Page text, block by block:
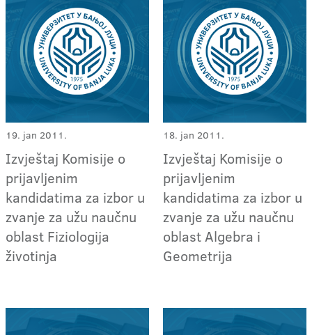
19. jan 2011.
Izvještaj Komisije o
prijavljenim
kandidatima za izbor u
zvanje za užu naučnu
oblast Fiziologija
životinja
18. jan 2011.
Izvještaj Komisije o
prijavljenim
kandidatima za izbor u
zvanje za užu naučnu
oblast Algebra i
Geometrija